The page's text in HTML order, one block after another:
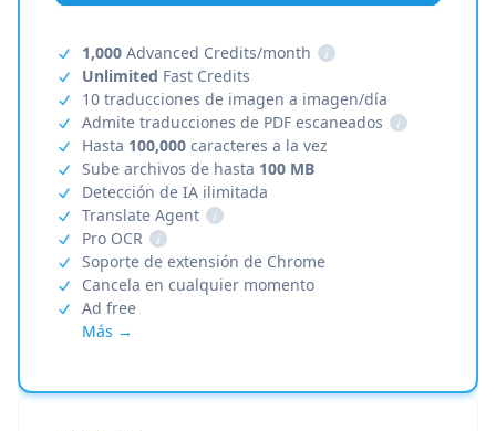
1,000 Advanced Credits/month
i
Unlimited Fast Credits
10 traducciones de imagen a imagen/día
Admite traducciones de PDF escaneados
i
Hasta 100,000 caracteres a la vez
Sube archivos de hasta 100 MB
Detección de IA ilimitada
Translate Agent
i
Pro OCR
i
Soporte de extensión de Chrome
Cancela en cualquier momento
Ad free
Más →